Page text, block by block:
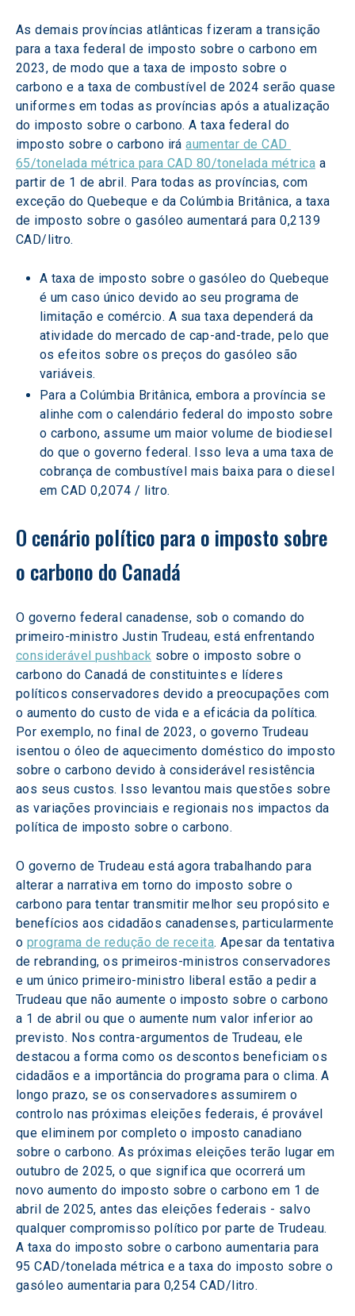
As demais províncias atlânticas fizeram a transição
para a taxa federal de imposto sobre o carbono em
2023, de modo que a taxa de imposto sobre o
carbono e a taxa de combustível de 2024 serão quase
uniformes em todas as províncias após a atualização
do imposto sobre o carbono. A taxa federal do
imposto sobre o carbono irá aumentar de CAD
65/tonelada métrica para CAD 80/tonelada métrica a
partir de 1 de abril. Para todas as províncias, com
exceção do Quebeque e da Colúmbia Britânica, a taxa
de imposto sobre o gasóleo aumentará para 0,2139
CAD/litro.
A taxa de imposto sobre o gasóleo do Quebeque
é um caso único devido ao seu programa de
limitação e comércio. A sua taxa dependerá da
atividade do mercado de cap-and-trade, pelo que
os efeitos sobre os preços do gasóleo são
variáveis.
Para a Colúmbia Britânica, embora a província se
alinhe com o calendário federal do imposto sobre
o carbono, assume um maior volume de biodiesel
do que o governo federal. Isso leva a uma taxa de
cobrança de combustível mais baixa para o diesel
em CAD 0,2074 / litro.
O cenário político para o imposto sobre
o carbono do Canadá
O governo federal canadense, sob o comando do
primeiro-ministro Justin Trudeau, está enfrentando
considerável pushback sobre o imposto sobre o
carbono do Canadá de constituintes e líderes
políticos conservadores devido a preocupações com
o aumento do custo de vida e a eficácia da política.
Por exemplo, no final de 2023, o governo Trudeau
isentou o óleo de aquecimento doméstico do imposto
sobre o carbono devido à considerável resistência
aos seus custos. Isso levantou mais questões sobre
as variações provinciais e regionais nos impactos da
política de imposto sobre o carbono.
O governo de Trudeau está agora trabalhando para
alterar a narrativa em torno do imposto sobre o
carbono para tentar transmitir melhor seu propósito e
benefícios aos cidadãos canadenses, particularmente
o programa de redução de receita. Apesar da tentativa
de rebranding, os primeiros-ministros conservadores
e um único primeiro-ministro liberal estão a pedir a
Trudeau que não aumente o imposto sobre o carbono
a 1 de abril ou que o aumente num valor inferior ao
previsto. Nos contra-argumentos de Trudeau, ele
destacou a forma como os descontos beneficiam os
cidadãos e a importância do programa para o clima. A
longo prazo, se os conservadores assumirem o
controlo nas próximas eleições federais, é provável
que eliminem por completo o imposto canadiano
sobre o carbono. As próximas eleições terão lugar em
outubro de 2025, o que significa que ocorrerá um
novo aumento do imposto sobre o carbono em 1 de
abril de 2025, antes das eleições federais - salvo
qualquer compromisso político por parte de Trudeau.
A taxa do imposto sobre o carbono aumentaria para
95 CAD/tonelada métrica e a taxa do imposto sobre o
gasóleo aumentaria para 0,254 CAD/litro.